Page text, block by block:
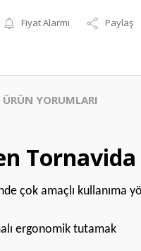
Fiyat Alarmı Paylaş
ÜRÜN YORUMLARI
çok amaçlı kullanıma
ergonomik tutamak